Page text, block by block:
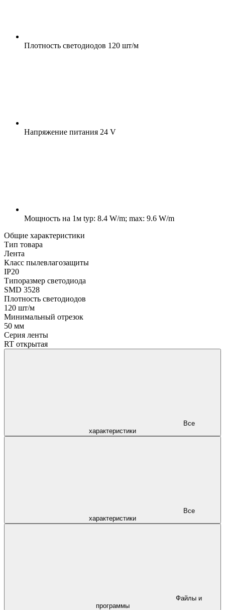
Плотность светодиодов 120 шт/м
Напряжение питания 24 V
Мощность на 1м typ: 8.4 W/m; max: 9.6 W/m
Общие характеристики
Тип товара
Лента
Класс пылевлагозащиты
IP20
Типоразмер светодиода
SMD 3528
Плотность светодиодов
120 шт/м
Минимальный отрезок
50 мм
Серия ленты
RT открытая
характеристики
характеристики
программы